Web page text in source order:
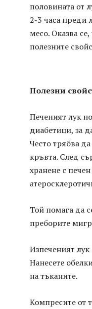
половината от
2-3 часа преди
месо. Оказва
полезните
Полезни
Печеният лук
диабетици, за
Често трябва
кръвта. След
хранене с
Той помага да
преборите
Изпеченият
Нанесете
на тъканите.
Компресите от